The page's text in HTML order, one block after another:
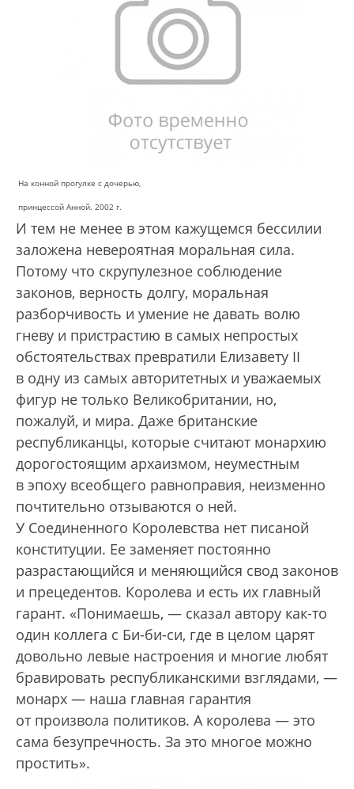
На конной прогулке с дочерью,
принцессой Анной. 2002 г.
И тем не менее в этом кажущемся бессилии
заложена невероятная моральная сила.
Потому что скрупулезное соблюдение
законов, верность долгу, моральная
разборчивость и умение не давать волю
гневу и пристрастию в самых непростых
обстоятельствах превратили Елизавету II
в одну из самых авторитетных и уважаемых
фигур не только Великобритании, но,
пожалуй, и мира. Даже британские
республиканцы, которые считают монархию
дорогостоящим архаизмом, неуместным
в эпоху всеобщего равноправия, неизменно
почтительно отзываются о ней.
У Соединенного Королевства нет писаной
конституции. Ее заменяет постоянно
разрастающийся и меняющийся свод законов
и прецедентов. Королева и есть их главный
гарант. «Понимаешь, — сказал автору как-то
один коллега с Би-би-си, где в целом царят
довольно левые настроения и многие любят
бравировать республиканскими взглядами, —
монарх — наша главная гарантия
от произвола политиков. А королева — это
сама безупречность. За это многое можно
простить».